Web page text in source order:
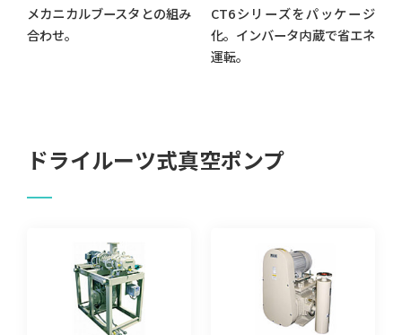
メカニカルブースタとの組み
合わせ。
CT6シリーズをパッケージ
化。インバータ内蔵で省エネ
運転。
ドライルーツ式真空ポンプ